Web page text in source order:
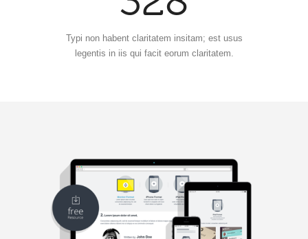
Typi non habent claritatem insitam; est usus
legentis in iis qui facit eorum claritatem.